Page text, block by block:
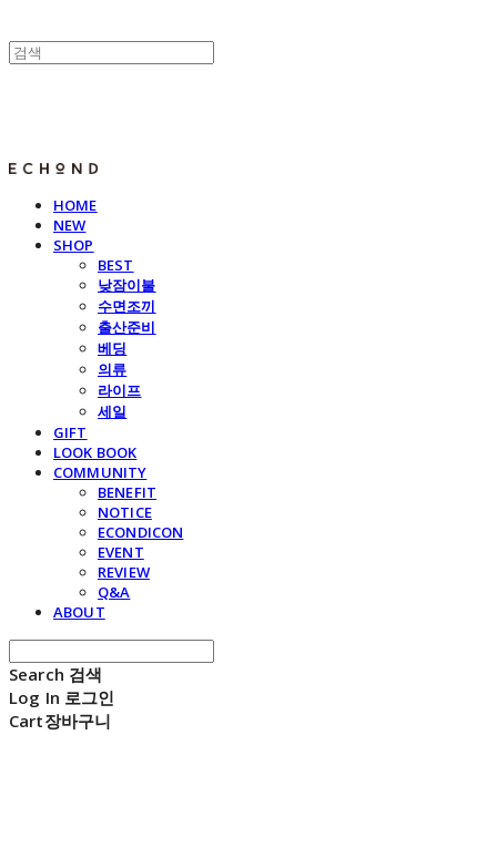
HOME
NEW
SHOP
BEST
낮잠이불
수면조끼
출산준비
베딩
의류
라이프
세일
GIFT
LOOK BOOK
COMMUNITY
BENEFIT
NOTICE
ECONDICON
EVENT
REVIEW
Q&A
ABOUT
Search 검색
Log In 로그인
Cart장바구니